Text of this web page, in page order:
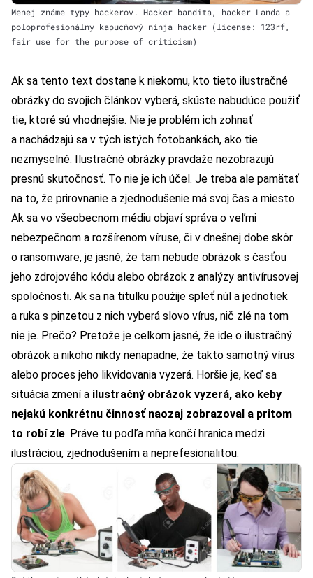
Menej známe typy hackerov. Hacker bandita, hacker Landa a
poloprofesionálny kapucňový ninja hacker (license: 123rf,
fair use for the purpose of criticism)
Ak sa tento text dostane k niekomu, kto tieto ilustračné
obrázky do svojich článkov vyberá, skúste nabudúce použiť
tie, ktoré sú vhodnejšie. Nie je problém ich zohnať
a nachádzajú sa v tých istých fotobankách, ako tie
nezmyselné. Ilustračné obrázky pravdaže nezobrazujú
presnú skutočnosť. To nie je ich účel. Je treba ale pamätať
na to, že prirovnanie a zjednodušenie má svoj čas a miesto.
Ak sa vo všeobecnom médiu objaví správa o veľmi
nebezpečnom a rozšírenom víruse, či v dnešnej dobe skôr
o ransomware, je jasné, že tam nebude obrázok s časťou
jeho zdrojového kódu alebo obrázok z analýzy antivírusovej
spoločnosti. Ak sa na titulku použije spleť núl a jednotiek
a ruka s pinzetou z nich vyberá slovo vírus, nič zlé na tom
nie je. Prečo? Pretože je celkom jasné, že ide o ilustračný
obrázok a nikoho nikdy nenapadne, že takto samotný vírus
alebo proces jeho likvidovania vyzerá. Horšie je, keď sa
situácia zmení a ilustračný obrázok vyzerá, ako keby
nejakú konkrétnu činnosť naozaj zobrazoval a pritom
to robí zle. Práve tu podľa mňa končí hranica medzi
ilustráciou, zjednodušením a neprefesionalitou.